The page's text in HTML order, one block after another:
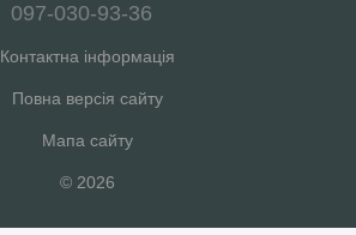
097-030-93-36
Контактна інформація
Повна версія сайту
Мапа сайту
© 2026